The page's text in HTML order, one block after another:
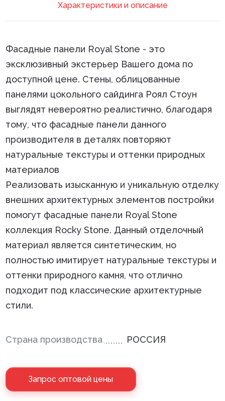
Xарактеристики и описание
Фасадные панели Royal Stone - это
эксклюзивный экстерьер Вашего дома по
доступной цене. Стены, облицованные
панелями цокольного сайдинга Роял Стоун
выглядят невероятно реалистично, благодаря
тому, что фасадные панели данного
производителя в деталях повторяют
натуральные текстуры и оттенки природных
материалов
Реализовать изысканную и уникальную отделку
внешних архитектурных элементов постройки
помогут фасадные панели Royal Stone
коллекция Rocky Stone. Данный отделочный
материал является синтетическим, но
полностью имитирует натуральные текстуры и
оттенки природного камня, что отлично
подходит под классические архитектурные
стили.
Страна производства РОССИЯ
Запрос оптовой цены